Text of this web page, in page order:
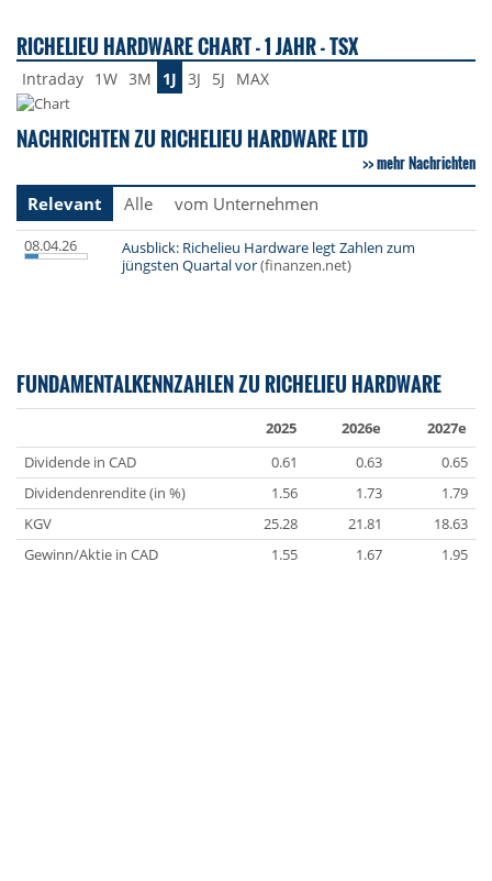
RICHELIEU HARDWARE CHART - 1 JAHR - TSX
Intraday 1W 3M 1J 3J 5J MAX
NACHRICHTEN ZU RICHELIEU HARDWARE LTD
mehr Nachrichten
Relevant
Alle vom Unternehmen
08.04.26
Ausblick: Richelieu Hardware legt Zahlen zum
jüngsten Quartal vor(finanzen.net)
FUNDAMENTALKENNZAHLEN ZU RICHELIEU HARDWARE
2025 2026e
2027e
Dividende in CAD
0.61 0.63
0.65
Dividendenrendite (in %)
1.56 1.73
1.79
KGV
25.28 21.81
18.63
Gewinn/Aktie in CAD
1.55 1.67 1.95